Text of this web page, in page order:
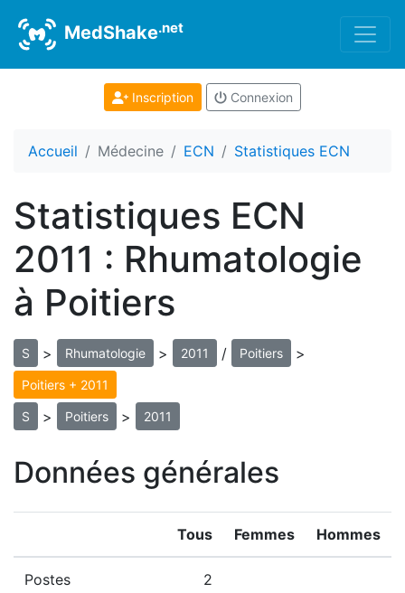
MedShake.net
Inscription Connexion
Accueil Médecine ECN Statistiques ECN
Statistiques ECN
2011 : Rhumatologie
à Poitiers
S > Rhumatologie > 2011 / Poitiers >
Poitiers + 2011
S > Poitiers > 2011
Données générales
Tous Femmes Hommes
Postes 2